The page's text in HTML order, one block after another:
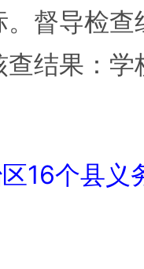
督导检
结果：
16个县义